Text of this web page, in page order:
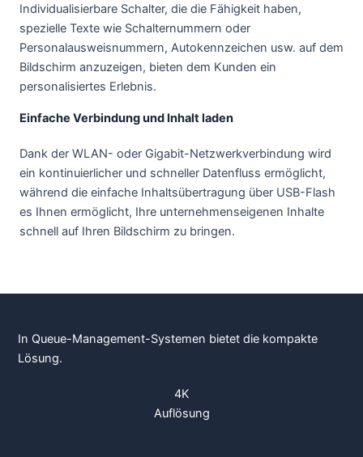
Individualisierbare Schalter, die die Fähigkeit haben,
spezielle Texte wie Schalternummern oder
Personalausweisnummern, Autokennzeichen usw. auf dem
Bildschirm anzuzeigen, bieten dem Kunden ein
personalisiertes Erlebnis.
Einfache Verbindung und Inhalt laden
Dank der WLAN- oder Gigabit-Netzwerkverbindung wird
ein kontinuierlicher und schneller Datenfluss ermöglicht,
während die einfache Inhaltsübertragung über USB-Flash
es Ihnen ermöglicht, Ihre unternehmenseigenen Inhalte
schnell auf Ihren Bildschirm zu bringen.
In Queue-Management-Systemen bietet die kompakte
Lösung.
4K
Auflösung